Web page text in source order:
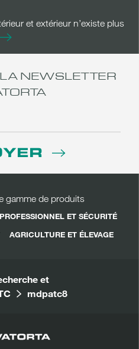
et extérieur n’existe plus
NEWSLETTER
gamme de produits
PROFESSIONNEL ET SÉCURITÉ
AGRICULTURE ET ÉLEVAGE
et
mdpatc8